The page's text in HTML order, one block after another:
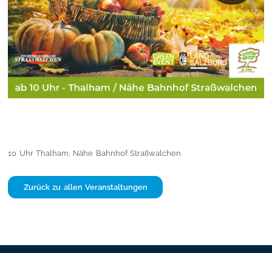
10 Uhr Thalham, Nähe Bahnhof Straßwalchen
Zurück zu allen Veranstaltungen